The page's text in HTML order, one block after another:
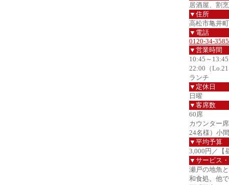
居酒屋、割
▼住所
高松市亀井
▼電話
0120-34-3585
▼営業時間
10:45～
22:00（
ランチ
▼定休日
日曜
▼客席数
60席
カウンター
24名様）小
▼平均予算
3,000円／【
▼サービス
瀬戸の地魚
和食処。他